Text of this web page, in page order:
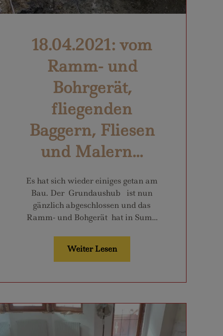
18.04.2021: vom
Ramm- und
Bohrgerät,
fliegenden
Baggern, Fliesen
und Malern...
Es hat sich wieder einiges getan am
Bau. Der Grundaushub ist nun
gänzlich abgeschlossen und das
Ramm- und Bohgerät hat in Sum…
Weiter Lesen